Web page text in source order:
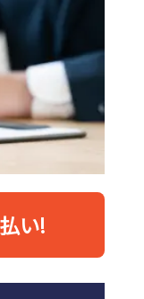
い!